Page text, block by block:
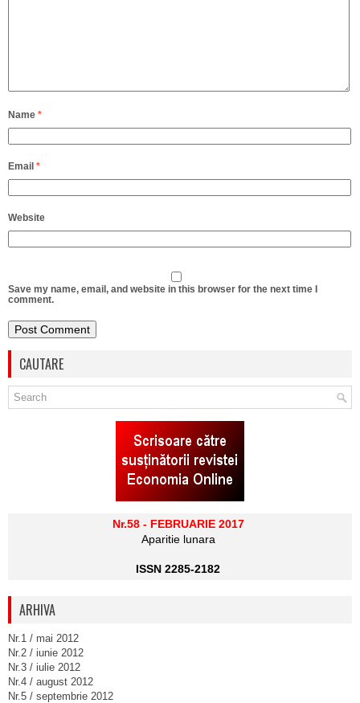
Name *
Email *
Website
Save my name, email, and website in this browser for the next time I
comment.
CAUTARE
Nr.58 - FEBRUARIE 2017
Aparitie lunara
ISSN 2285-2182
ARHIVA
Nr.1 / mai 2012
Nr.2 / iunie 2012
Nr.3 / iulie 2012
Nr.4 / august 2012
Nr.5 / septembrie 2012